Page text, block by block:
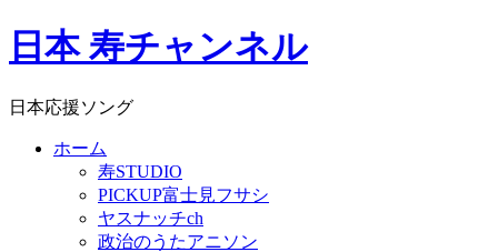
Skip
to日本 寿チャンネル
日本応援ソング
ホーム
寿STUDIO
PICKUP富士見フサシ
ヤスナッチch
政治のうたアニソン